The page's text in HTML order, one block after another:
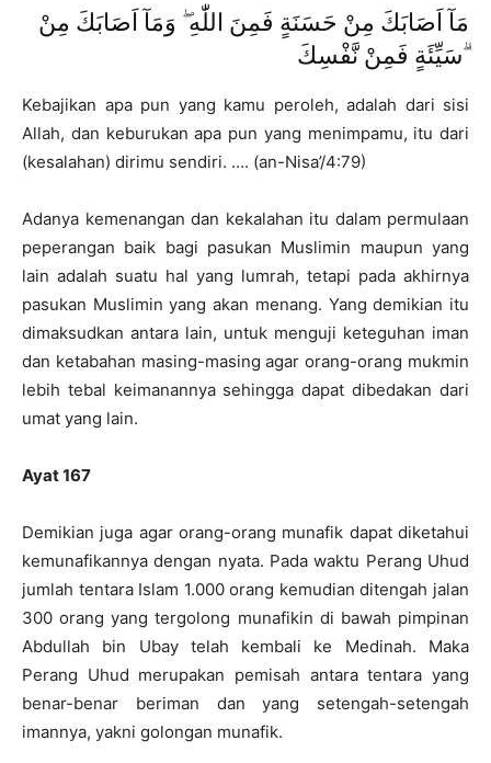
مَآ اَصَابَكَ مِنْ حَسَنَةٍ فَمِنَ اللّٰهِ ۖ وَمَآ اَصَابَكَ مِنْ
سَيِّئَةٍ فَمِنْ نَّفْسِكَ ۗ
Kebajikan apa pun yang kamu peroleh, adalah dari sisi
Allah, dan keburukan apa pun yang menimpamu, itu dari
(kesalahan) dirimu sendiri. …. (an-Nisa’/4:79)
Adanya kemenangan dan kekalahan itu dalam permulaan
peperangan baik bagi pasukan Muslimin maupun yang
lain adalah suatu hal yang lumrah, tetapi pada akhirnya
pasukan Muslimin yang akan menang. Yang demikian itu
dimaksudkan antara lain, untuk menguji keteguhan iman
dan ketabahan masing-masing agar orang-orang mukmin
lebih tebal keimanannya sehingga dapat dibedakan dari
umat yang lain.
Ayat 167
Demikian juga agar orang-orang munafik dapat diketahui
kemunafikannya dengan nyata. Pada waktu Perang Uhud
jumlah tentara Islam 1.000 orang kemudian ditengah jalan
300 orang yang tergolong munafikin di bawah pimpinan
Abdullah bin Ubay telah kembali ke Medinah. Maka
Perang Uhud merupakan pemisah antara tentara yang
benar-benar beriman dan yang setengah-setengah
imannya, yakni golongan munafik.